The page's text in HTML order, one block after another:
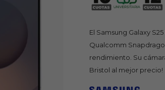
El Samsung Galaxy
Qualcomm
rendimiento. Su
Bristol al mejor precio!